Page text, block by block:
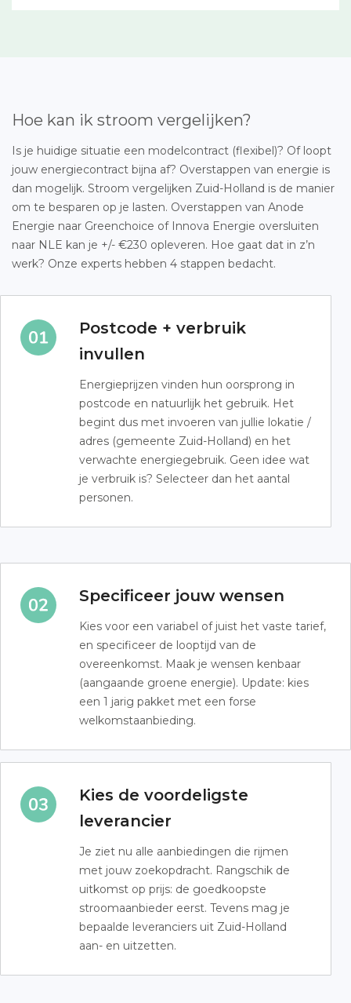
Hoe kan ik stroom vergelijken?
Is je huidige situatie een modelcontract (flexibel)? Of loopt
jouw energiecontract bijna af? Overstappen van energie is
dan mogelijk. Stroom vergelijken Zuid-Holland is de manier
om te besparen op je lasten. Overstappen van Anode
Energie naar Greenchoice of Innova Energie oversluiten
naar NLE kan je +/- €230 opleveren. Hoe gaat dat in z’n
werk? Onze experts hebben 4 stappen bedacht.
Postcode + verbruik
invullen
Energieprijzen vinden hun oorsprong in
postcode en natuurlijk het gebruik. Het
begint dus met invoeren van jullie lokatie /
adres (gemeente Zuid-Holland) en het
verwachte energiegebruik. Geen idee wat
je verbruik is? Selecteer dan het aantal
personen.
Specificeer jouw wensen
Kies voor een variabel of juist het vaste tarief,
en specificeer de looptijd van de
overeenkomst. Maak je wensen kenbaar
(aangaande groene energie). Update: kies
een 1 jarig pakket met een forse
welkomstaanbieding.
Kies de voordeligste
leverancier
Je ziet nu alle aanbiedingen die rijmen
met jouw zoekopdracht. Rangschik de
uitkomst op prijs: de goedkoopste
stroomaanbieder eerst. Tevens mag je
bepaalde leveranciers uit Zuid-Holland
aan- en uitzetten.